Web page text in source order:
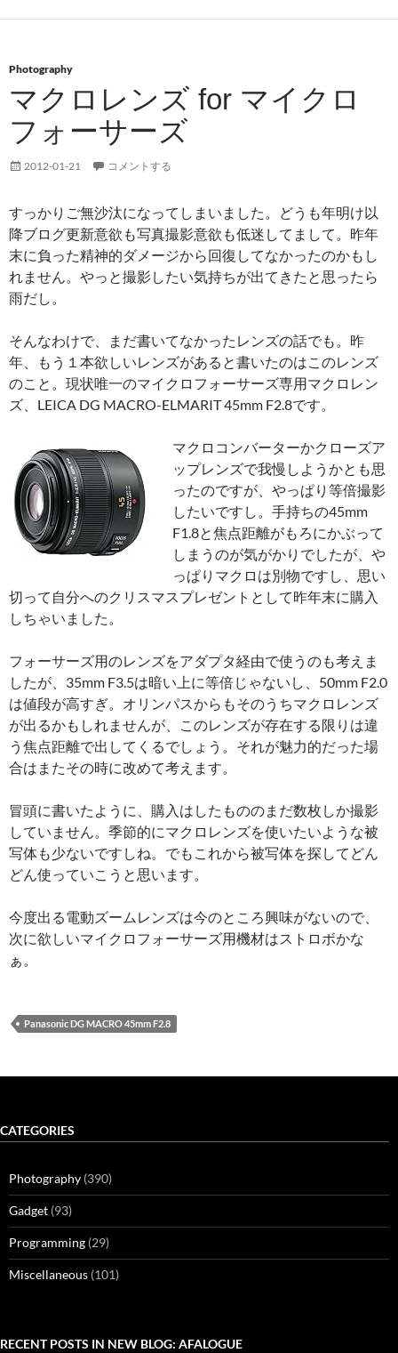
Photography
マクロレンズ for マイクロ
フォーサーズ
2012-01-21 コメントする
すっかりご無沙汰になってしまいました。どうも年明け以
降ブログ更新意欲も写真撮影意欲も低迷してまして。昨年
末に負った精神的ダメージから回復してなかったのかもし
れません。やっと撮影したい気持ちが出てきたと思ったら
雨だし。
そんなわけで、まだ書いてなかったレンズの話でも。昨
年、もう１本欲しいレンズがあると書いたのはこのレンズ
のこと。現状唯一のマイクロフォーサーズ専用マクロレン
ズ、LEICA DG MACRO-ELMARIT 45mm F2.8です。
マクロコンバーターかクローズア
ップレンズで我慢しようかとも思
ったのですが、やっぱり等倍撮影
したいですし。手持ちの45mm
F1.8と焦点距離がもろにかぶって
しまうのが気がかりでしたが、や
っぱりマクロは別物ですし、思い
切って自分へのクリスマスプレゼントとして昨年末に購入
しちゃいました。
フォーサーズ用のレンズをアダプタ経由で使うのも考えま
したが、35mm F3.5は暗い上に等倍じゃないし、50mm F2.0
は値段が高すぎ。オリンパスからもそのうちマクロレンズ
が出るかもしれませんが、このレンズが存在する限りは違
う焦点距離で出してくるでしょう。それが魅力的だった場
合はまたその時に改めて考えます。
冒頭に書いたように、購入はしたもののまだ数枚しか撮影
していません。季節的にマクロレンズを使いたいような被
写体も少ないですしね。でもこれから被写体を探してどん
どん使っていこうと思います。
今度出る電動ズームレンズは今のところ興味がないので、
次に欲しいマイクロフォーサーズ用機材はストロボかな
ぁ。
Panasonic DG MACRO 45mm F2.8
CATEGORIES
Photography (390)
Gadget (93)
Programming (29)
Miscellaneous (101)
RECENT POSTS IN NEW BLOG: AFALOGUE